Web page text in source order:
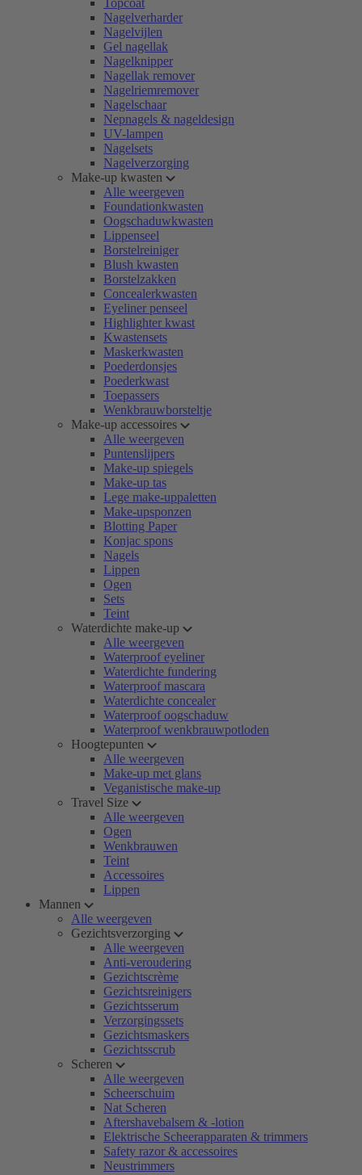
Topcoat
Nagelverharder
Nagelvijlen
Gel nagellak
Nagelknipper
Nagellak remover
Nagelriemremover
Nagelschaar
Nepnagels & nageldesign
UV-lampen
Nagelsets
Nagelverzorging
Make-up kwasten
Alle weergeven
Foundationkwasten
Oogschaduwkwasten
Lippenseel
Borstelreiniger
Blush kwasten
Borstelzakken
Concealerkwasten
Eyeliner penseel
Highlighter kwast
Kwastensets
Maskerkwasten
Poederdonsjes
Poederkwast
Toepassers
Wenkbrauwborsteltje
Make-up accessoires
Alle weergeven
Puntenslijpers
Make-up spiegels
Make-up tas
Lege make-uppaletten
Make-upsponzen
Blotting Paper
Konjac spons
Nagels
Lippen
Ogen
Sets
Teint
Waterdichte make-up
Alle weergeven
Waterproof eyeliner
Waterdichte fundering
Waterproof mascara
Waterdichte concealer
Waterproof oogschaduw
Waterproof wenkbrauwpotloden
Hoogtepunten
Alle weergeven
Make-up met glans
Veganistische make-up
Travel Size
Alle weergeven
Ogen
Wenkbrauwen
Teint
Accessoires
Lippen
Mannen
Alle weergeven
Gezichtsverzorging
Alle weergeven
Anti-veroudering
Gezichtscrème
Gezichtsreinigers
Gezichtsserum
Verzorgingssets
Gezichtsmaskers
Gezichtsscrub
Scheren
Alle weergeven
Scheerschuim
Nat Scheren
Aftershavebalsem & -lotion
Elektrische Scheerapparaten & trimmers
Safety razor & accessoires
Neustrimmers